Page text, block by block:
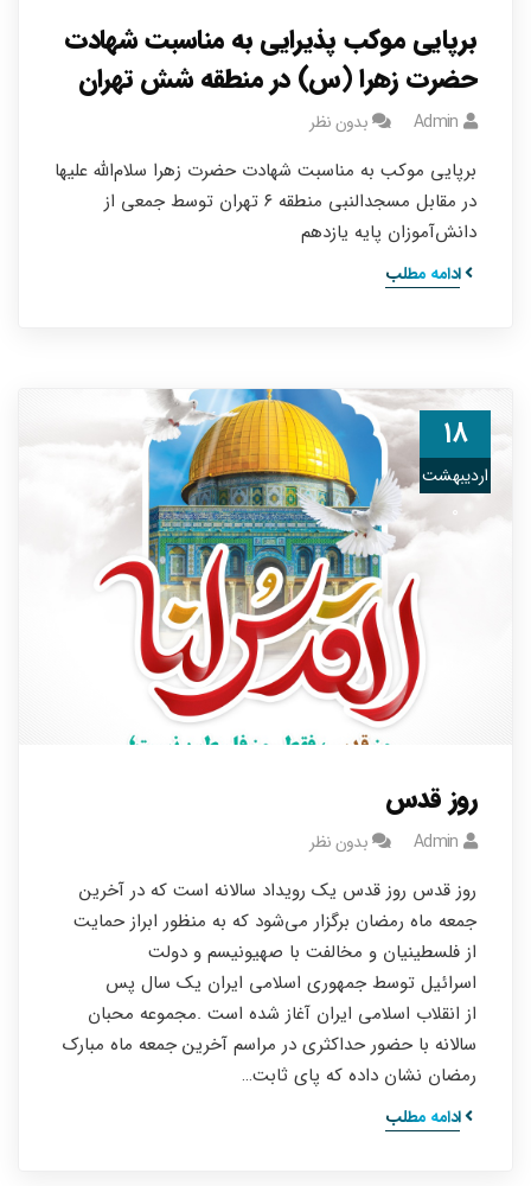
برپایی موکب پذیرایی به مناسبت شهادت
حضرت زهرا (س) در منطقه شش تهران
Admin بدون نظر
برپایی موکب به مناسبت شهادت حضرت زهرا سلام‌الله علیها
در مقابل مسجدالنبی منطقه ۶ تهران توسط جمعی از
دانش‌آموزان پایه یازدهم
ادامه مطلب
۱۸
اردیبهشت
۰
روز قدس
Admin بدون نظر
روز قدس روز قدس یک رویداد سالانه است که در آخرین
جمعه ماه رمضان برگزار می‌شود که به منظور ابراز حمایت
از فلسطینیان و مخالفت با صهیونیسم و دولت
اسرائیل توسط جمهوری اسلامی ایران یک سال پس
از انقلاب اسلامی ایران آغاز شده است .مجموعه محبان
سالانه با حضور حداکثری در مراسم آخرین جمعه ماه مبارک
رمضان نشان داده که پای ثابت…
ادامه مطلب